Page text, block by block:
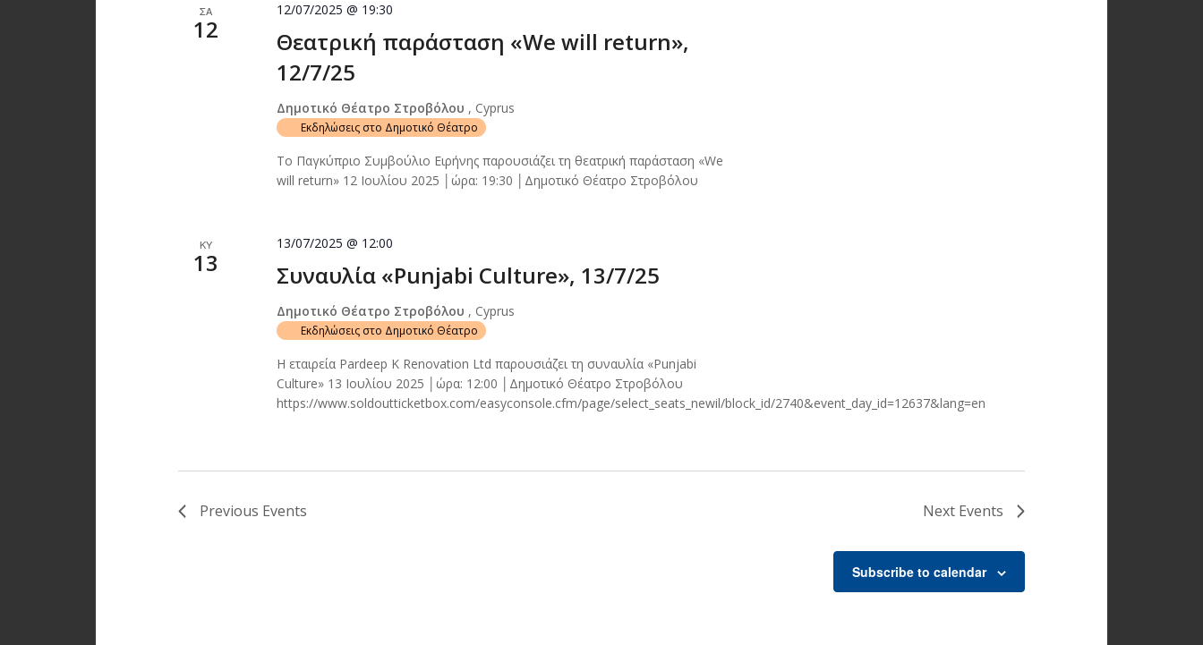
ΣΑ
12
Θεατρική παράσταση «We will return»,
12/7/25
12/07/2025 @ 19:30
Δημοτικό Θέατρο Στροβόλου , Cyprus
Εκδηλώσεις στο Δημοτικό Θέατρο
Το Παγκύπριο Συμβούλιο Ειρήνης παρουσιάζει τη θεατρική παράσταση «We
will return» 12 Ιουλίου 2025 │ώρα: 19:30 │Δημοτικό Θέατρο Στροβόλου
ΚΥ
13 Συναυλία «Punjabi Culture», 13/7/25
13/07/2025 @ 12:00
Δημοτικό Θέατρο Στροβόλου , Cyprus
Εκδηλώσεις στο Δημοτικό Θέατρο
Η εταιρεία Pardeep K Renovation Ltd παρουσιάζει τη συναυλία «Punjabi
Culture» 13 Ιουλίου 2025 │ώρα: 12:00 │Δημοτικό Θέατρο Στροβόλου
https://www.soldoutticketbox.com/easyconsole.cfm/page/select_seats_newil/block_id/2740&event_day_id=12637&lang=en
Previous Events Next Events
Subscribe to calendar